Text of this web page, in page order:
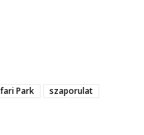
Park
szaporulat